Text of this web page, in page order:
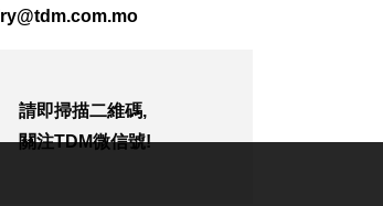
治療
氹仔旅大城大2巴士站
明恢復運作
2026-08-07 19:07
請即掃描二維碼,
關注TDM微信號!